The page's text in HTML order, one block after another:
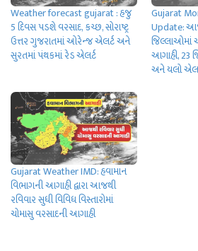
Weather forecast gujarat : હજુ
5 દિવસ પડશે વરસાદ, કચ્છ, સોરાષ્ટ્ર
ઉત્તર ગુજરાતમાં ઓરેન્જ એલર્ટ અને
સુરતમાં પંથકમાં રેડ એલર્ટ
Gujarat
Update:
જિલ્લાઓમાં
આગાહી, 23
અને યલો
Gujarat Weather IMD: હવામાન
વિભાગની આગાહી દ્વારા આજથી
રવિવાર સુધી વિવિધ વિસ્તારોમાં
ચોમાસુ વરસાદની આગાહી